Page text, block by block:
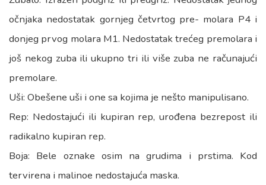
očnjaka nedostatak gornjeg četvrtog pre- molara P4 i
donjeg prvog molara M1. Nedostatak trećeg premolara i
još nekog zuba ili ukupno tri ili više zuba ne računajući
premolare.
Uši: Obešene uši i one sa kojima je nešto manipulisano.
Rep: Nedostajući ili kupiran rep, urođena bezrepost ili
radikalno kupiran rep.
Boja: Bele oznake osim na grudima i prstima. Kod
tervirena i malinoe nedostajuća maska.